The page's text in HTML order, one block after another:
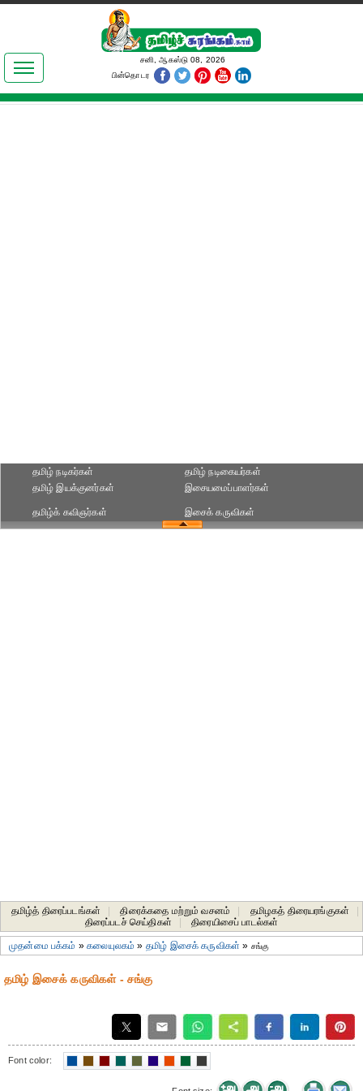
இலக்கியங்கள்
தமிழ் உலகம்
சனி, ஆகஸ்டு 08, 2026
பின்தொடர
தமிழ் நடிகர்கள்
தமிழ் நடிகையர்கள்
தமிழ் இயக்குனர்கள்
இசையமைப்பாளர்கள்
தமிழ்க் கவிஞர்கள் இசைக் கருவிகள்
தமிழ்த் திரைப்படங்கள் திரைக்கதை மற்றும் வசனம் தமிழகத் திரையரங்குகள்
திரைப்படச் செய்திகள்
திரையிசைப் பாடல்கள்
முதன்மை பக்கம் »கலையுலகம் » தமிழ் இசைக் கருவிகள் » சங்கு
தமிழ் இசைக் கருவிகள் - சங்கு
Font color: